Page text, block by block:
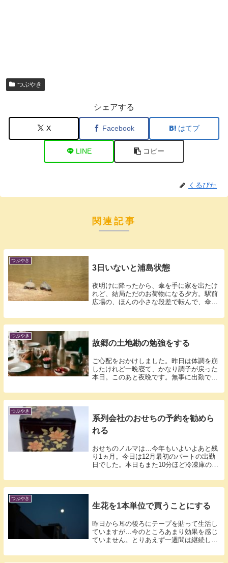
つぶやき
シェアする
X Facebook はてブ
LINE コピー
くるぴた
関連記事
つぶやき
3日いないと浦島状態
夜明けに降ったから、傘を手に家を出たけ
れど、結局ただのお荷物になる夕方。駅前
広場の、ほんの小さな段差で転んで、傘と
つぶやき
故郷の土地勘の勉強をする
ご心配をおかけしました。昨日は体調を崩
したけれど一晩寝て、かなり調子が戻った
本日。このあと夜晩です。無事に出勤でき
つぶやき
系列会社のおせちの予約を勧めら
れる
おせちのノルマは…今年もいよいよあと残
り1ヵ月。今日は12月最初のパートの出勤
日でした。本日もまた10分ほど冷凍庫の作
つぶやき
生花を1本単位で買うことにする
昨日から耳の後ろにテープを貼って生活し
ていますが…今のところあまり効果を感じ
ていません。とりあえず一週間は継続して